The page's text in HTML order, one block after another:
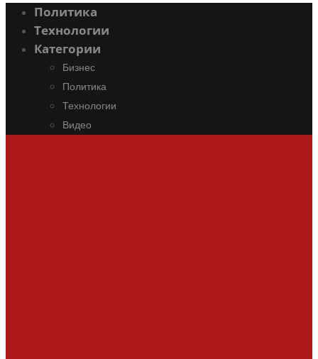
Политика
Технологии
Категории
Бизнес
Политика
Технологии
Видео